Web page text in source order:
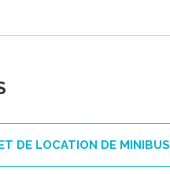
DE LOCATION DE MINIBUS